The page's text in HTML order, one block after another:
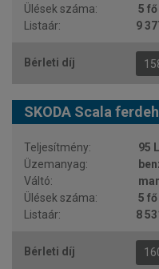
5 fő
9
SKODA Scala
95
5 fő
8